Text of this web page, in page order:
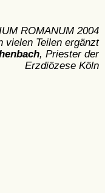
ROMANUM 2004
vielen Teilen ergänzt
, Priester der
Erzdiözese Köln